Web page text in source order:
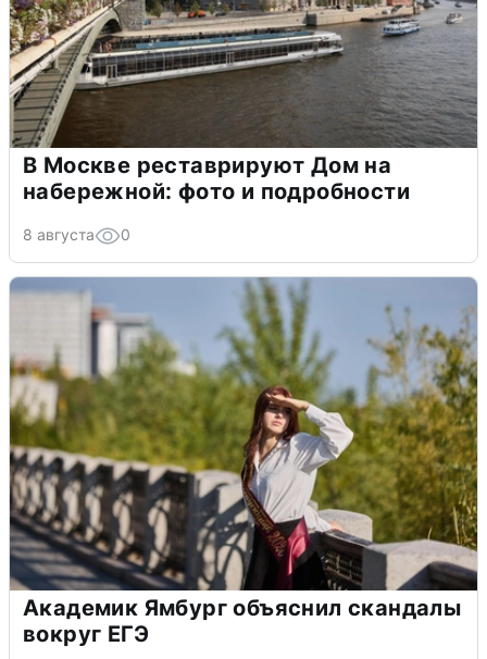
В Москве реставрируют Дом на
набережной: фото и подробности
8 августа 0
Академик Ямбург объяснил скандалы
вокруг ЕГЭ